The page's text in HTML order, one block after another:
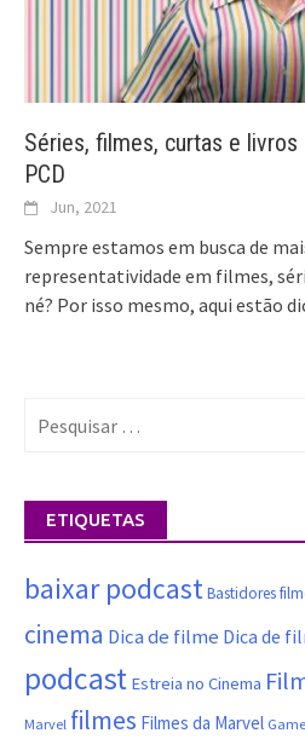
Séries, filmes, curtas e
PCD
Jun, 2021
Sempre estamos em busca de
representatividade em filmes,
né? Por isso mesmo, aqui estão
ETIQUETAS
baixar podcastBastidores
cinema Dica de filme Dica de
podcast Estreia no Cinema
Marvel filmes Filmes da Marvel